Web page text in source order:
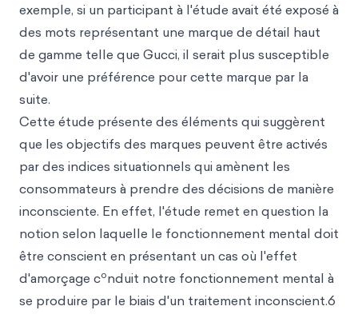
exemple, si un participant à l'étude avait été exposé à
des mots représentant une marque de détail haut
de gamme telle que Gucci, il serait plus susceptible
d'avoir une préférence pour cette marque par la
suite.
Cette étude présente des éléments qui suggèrent
que les objectifs des marques peuvent être activés
par des indices situationnels qui amènent les
consommateurs à prendre des décisions de manière
inconsciente. En effet, l'étude remet en question la
notion selon laquelle le fonctionnement mental doit
être conscient en présentant un cas où l'effet
d'amorçage conduit notre fonctionnement mental à
se produire par le biais d'un traitement inconscient.6